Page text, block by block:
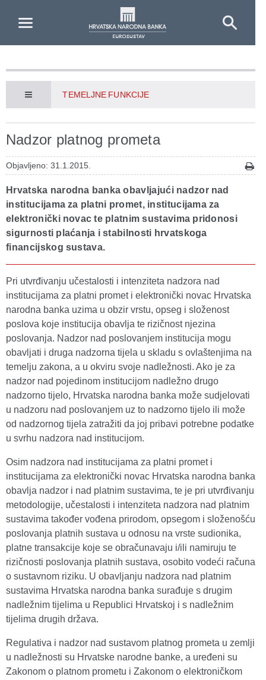
TEMELJNE FUNKCIJE
Nadzor platnog prometa
Objavljeno: 31.1.2015.
Hrvatska narodna banka obavljajući nadzor nad
institucijama za platni promet, institucijama za
elektronički novac te platnim sustavima pridonosi
sigurnosti plaćanja i stabilnosti hrvatskoga
financijskog sustava.
Pri utvrđivanju učestalosti i intenziteta nadzora nad
institucijama za platni promet i elektronički novac Hrvatska
narodna banka uzima u obzir vrstu, opseg i složenost
poslova koje institucija obavlja te rizičnost njezina
poslovanja. Nadzor nad poslovanjem institucija mogu
obavljati i druga nadzorna tijela u skladu s ovlaštenjima na
temelju zakona, a u okviru svoje nadležnosti. Ako je za
nadzor nad pojedinom institucijom nadležno drugo
nadzorno tijelo, Hrvatska narodna banka može sudjelovati
u nadzoru nad poslovanjem uz to nadzorno tijelo ili može
od nadzornog tijela zatražiti da joj pribavi potrebne podatke
u svrhu nadzora nad institucijom.
Osim nadzora nad institucijama za platni promet i
institucijama za elektronički novac Hrvatska narodna banka
obavlja nadzor i nad platnim sustavima, te je pri utvrđivanju
metodologije, učestalosti i intenziteta nadzora nad platnim
sustavima također vođena prirodom, opsegom i složenošću
poslovanja platnih sustava u odnosu na vrste sudionika,
platne transakcije koje se obračunavaju i/ili namiruju te
rizičnosti poslovanja platnih sustava, osobito vodeći računa
o sustavnom riziku. U obavljanju nadzora nad platnim
sustavima Hrvatska narodna banka surađuje s drugim
nadležnim tijelima u Republici Hrvatskoj i s nadležnim
tijelima drugih država.
Regulativa i nadzor nad sustavom platnog prometa u zemlji
u nadležnosti su Hrvatske narodne banke, a uređeni su
Zakonom o platnom prometu i Zakonom o elektroničkom